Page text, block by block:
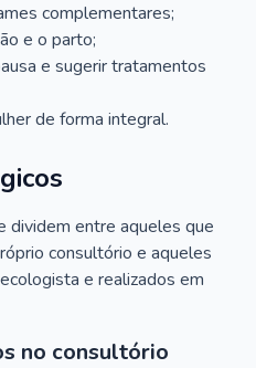
complementares;
e o parto;
e sugerir tratamentos
de forma integral.
dividem entre aqueles que
consultório e aqueles
e realizados em
no consultório